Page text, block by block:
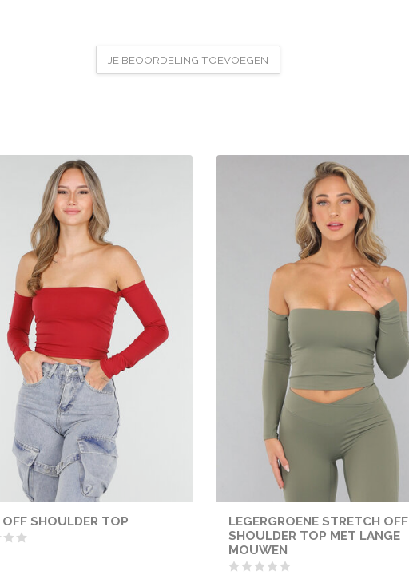
JE BEOORDELING TOEVOEGEN
OFF SHOULDER TOP
LEGERGROENE STRETCH OFF
SHOULDER TOP MET LANGE
MOUWEN